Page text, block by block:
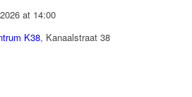
at 14:00
K38, Kanaalstraat 38